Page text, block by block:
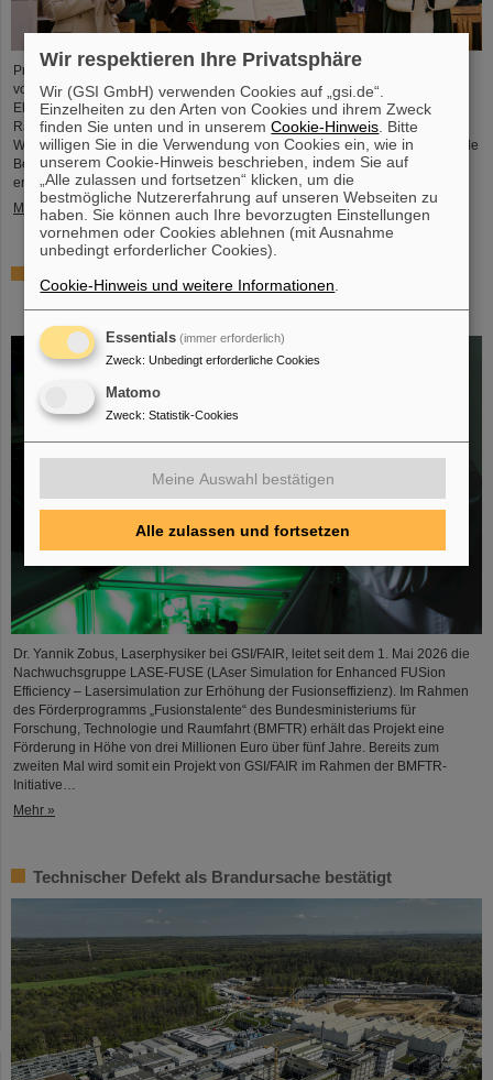
Professor Paolo Giubellino, ehemaliger Wissenschaftlicher Geschäftsführer
von GSI und FAIR, ist von der Technischen Universität Warschau mit der
Ehrendoktorwürde ausgezeichnet worden. Sie wurde am 6. Mai 2026 im
Rahmen einer feierlichen Sitzung des Senats der Technischen Universität
Warschau verliehen. Die Universität würdigt damit Giubellinos herausragende
Beiträge zur Kern- und Teilchenphysik sowie seine langjährige und
erfolgreiche Zusammenarbeit mit der Technischen Universität Warschau. ...
Mehr »
Millionenförderung des BMFTR für Fusionsforschung –
Dr. Yannik Zobus von GSI/FAIR wirbt Nachwuchsgruppe
ein
Dr. Yannik Zobus, Laserphysiker bei GSI/FAIR, leitet seit dem 1. Mai 2026 die
Nachwuchsgruppe LASE-FUSE (LAser Simulation for Enhanced FUSion
Efficiency – Lasersimulation zur Erhöhung der Fusionseffizienz). Im Rahmen
des Förderprogramms „Fusionstalente“ des Bundesministeriums für
Forschung, Technologie und Raumfahrt (BMFTR) erhält das Projekt eine
Förderung in Höhe von drei Millionen Euro über fünf Jahre. Bereits zum
zweiten Mal wird somit ein Projekt von GSI/FAIR im Rahmen der BMFTR-
Initiative…
Mehr »
Technischer Defekt als Brandursache bestätigt
Wir respektieren Ihre Privatsphäre
Wir (GSI GmbH) verwenden Cookies auf „gsi.de“.
Einzelheiten zu den Arten von Cookies und ihrem Zweck
finden Sie unten und in unseremCookie-Hinweis . Bitte
willigen Sie in die Verwendung von Cookies ein, wie in
unserem Cookie-Hinweis beschrieben, indem Sie auf
„Alle zulassen und fortsetzen“ klicken, um die
bestmögliche Nutzererfahrung auf unseren Webseiten zu
haben. Sie können auch Ihre bevorzugten Einstellungen
vornehmen oder Cookies ablehnen (mit Ausnahme
unbedingt erforderlicher Cookies).
Cookie-Hinweis und weitere Informationen
Essentials (immer erforderlich)
Zweck: Unbedingt erforderliche Cookies
Matomo
Zweck: Statistik-Cookies
Meine Auswahl bestätigen
Alle zulassen und fortsetzen